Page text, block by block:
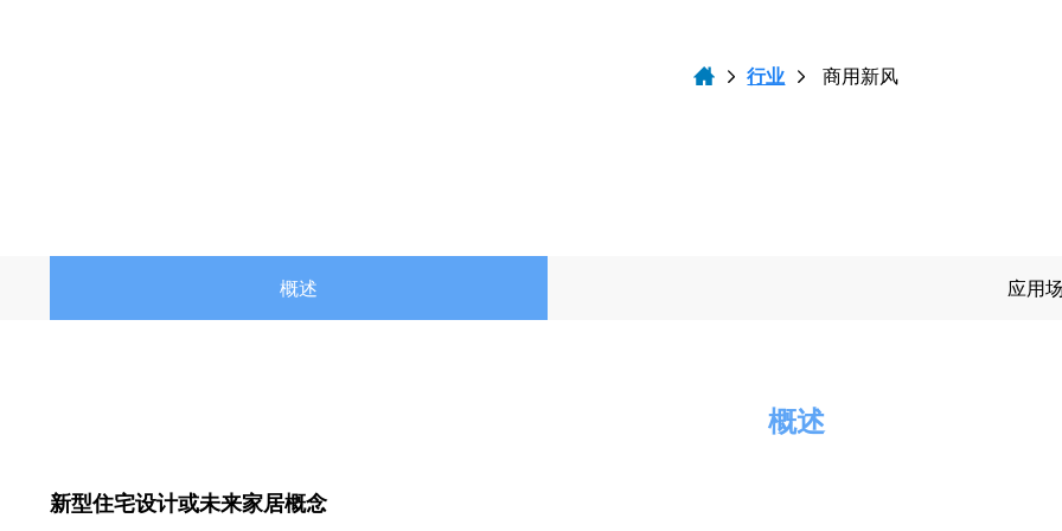
行业 商用新风
概述 应用
概述
新型住宅设计或未来家居概念